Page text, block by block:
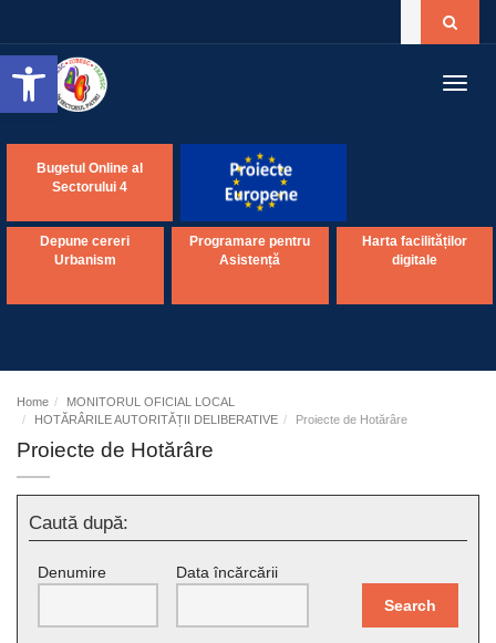
Open toolbar
Bugetul Online al
Sectorului 4
Depune cereri
Urbanism
Programare pentru
Asistență
Harta facilităților
digitale
Home
MONITORUL OFICIAL LOCAL
HOTĂRÂRILE AUTORITĂȚII DELIBERATIVE
Proiecte de Hotărâre
Proiecte de Hotărâre
Caută după:
Denumire
Data încărcării
Search